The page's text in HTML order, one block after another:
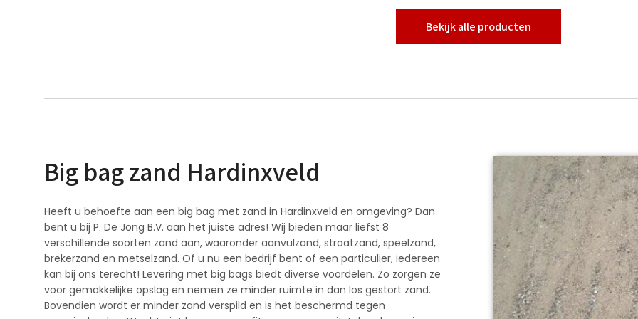
productpagina
productpagina
optie
kan
productpagina
Bekijk alle producten
Big bag zand Hardinxveld
Heeft u behoefte aan een big bag met zand in Hardinxveld en omgeving? Dan
bent u bij P. De Jong B.V. aan het juiste adres! Wij bieden maar liefst 8
verschillende soorten zand aan, waaronder aanvulzand, straatzand, speelzand,
brekerzand en metselzand. Of u nu een bedrijf bent of een particulier, iedereen
kan bij ons terecht! Levering met big bags biedt diverse voordelen. Zo zorgen ze
voor gemakkelijke opslag en nemen ze minder ruimte in dan los gestort zand.
Bovendien wordt er minder zand verspild en is het beschermd tegen